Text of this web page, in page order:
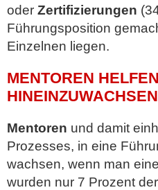
oder Zertifizierungen
Führungsposition
Einzelnen liegen.
MENTOREN
HINEINZUWACHSEN
Mentoren und damit
Prozesses, in eine
wachsen, wenn man
wurden nur 7 Prozent